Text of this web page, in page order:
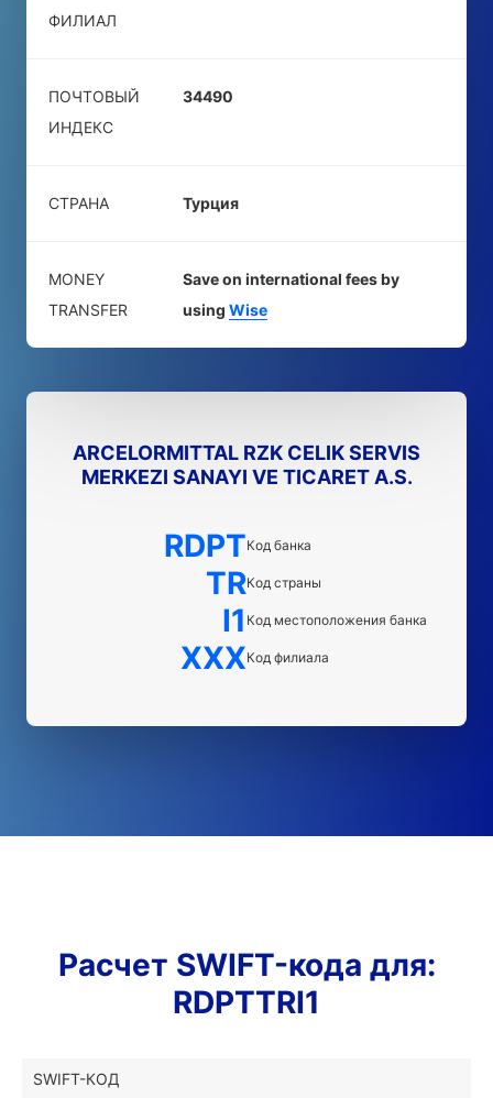
ФИЛИАЛ
ПОЧТОВЫЙ
ИНДЕКС
34490
СТРАНА Турция
MONEY
TRANSFER
Save on international fees by
using Wise
ARCELORMITTAL RZK CELIK SERVIS
MERKEZI SANAYI VE TICARET A.S.
RDPTКод банка
TRКод страны
I1 Код местоположения банка
XXXКод филиала
Расчет SWIFT-кода для:
RDPTTRI1
SWIFT-КОД